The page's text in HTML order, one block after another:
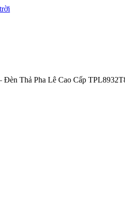
Thả Pha Lê Cao Cấp